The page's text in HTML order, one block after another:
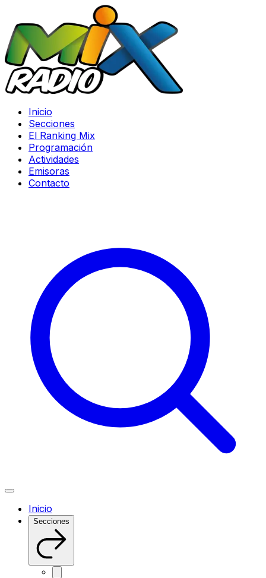
Inicio
Secciones
El Ranking Mix
Programación
Actividades
Emisoras
Contacto
Inicio
Secciones